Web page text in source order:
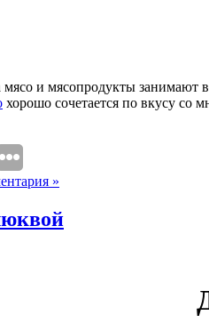
и мясопродукты занимают
хорошо сочетается по вкусу со
»